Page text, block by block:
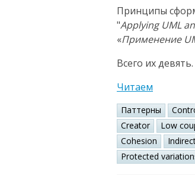
Принципы
"Applying UML
«Применение
Всего их
Читаем
Паттерны
Creator
Low
Cohesion
Protected